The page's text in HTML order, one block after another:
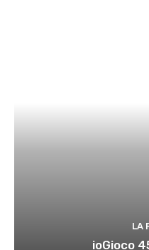
LA
ioGioco